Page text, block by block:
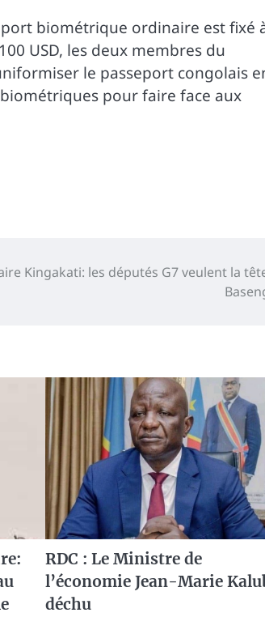
biométrique ordinaire est fixé
USD, les deux membres du
le passeport congolais
pour faire face aux
Kingakati: les députés G7 veulent la
RDC : Le Ministre de
l’économie Jean-Marie
déchu